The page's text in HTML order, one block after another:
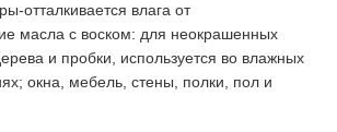
В интервале от +5 до +30ºС, срок
хранения 18 мес. Не замораживать.
Не принимать внутрь. Беречь от
отталкивается влага от
масла с воском: для неокрашенных
и пробки, используется во влажных
окна, мебель, стены, полки, пол и